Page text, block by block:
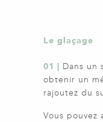
Le glaçage
01 | Dans un
obtenir un
rajoutez du
Vous